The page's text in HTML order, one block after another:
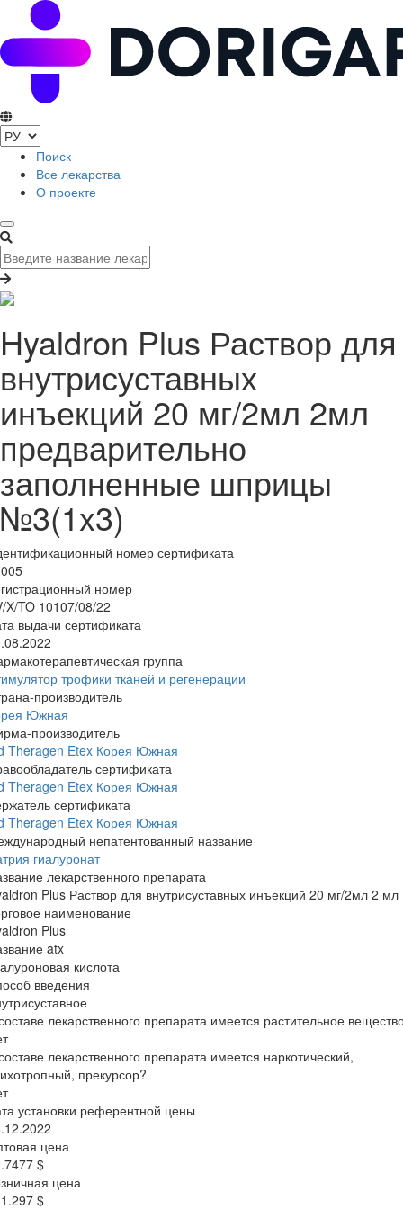
Поиск
Все лекарства
О проекте
Hyaldron Plus Раствор для
внутрисуставных
инъекций 20 мг/2мл 2мл
предварительно
заполненные шприцы
№3(1x3)
номер сертификата
номер
X/TO 10107/08/22
выдачи сертификата
группа
трофики тканей и регенерации
производитель
Южная
производитель
Theragen Etex Корея Южная
сертификата
Theragen Etex Корея Южная
сертификата
Theragen Etex Корея Южная
непатентованный название
гиалуронат
лекарственного препарата
Plus Раствор для внутрисуставных инъекций 20 мг/2мл 2 мл
наименование
Plus
atx
кислота
введения
лекарственного препарата имеется растительное
лекарственного препарата имеется наркотический,
прекурсор?
установки референтной цены
цена
$
цена
$